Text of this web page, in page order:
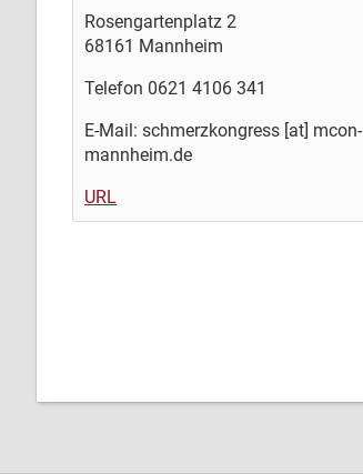
Rosengartenplatz 2
68161 Mannheim
Telefon 0621 4106 341
E-Mail: schmerzkongress [at] mcon-
mannheim.de
URL